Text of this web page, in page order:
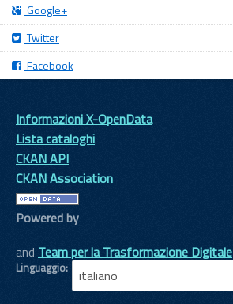
Google+
Twitter
Facebook
Informazioni X-OpenData
Lista cataloghi
CKAN API
CKAN Association
Powered by
and Team per la Trasformazione Digitale
Linguaggio